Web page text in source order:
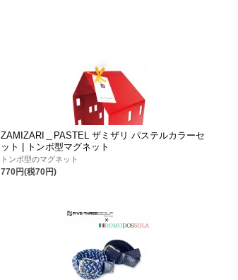
ZAMIZARI＿PASTEL ザミザリ パステルカラーセ
ット | トンボ型マグネット
トンボ型のマグネット
770円(税70円)